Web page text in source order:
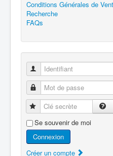
Conditions Générales de
Recherche
FAQs
Identifiant
Mot de passe
Clé secrète
Se souvenir de moi
Connexion
Créer un compte